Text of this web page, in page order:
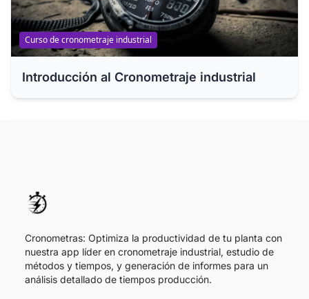
Curso de cronometraje industrial
Introducción al Cronometraje industrial
Cronometras: Optimiza la productividad de tu planta con
nuestra app líder en cronometraje industrial, estudio de
métodos y tiempos, y generación de informes para un
análisis detallado de tiempos producción.